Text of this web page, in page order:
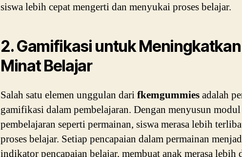
siswa lebih cepat mengerti dan menyukai proses belajar.
2. Gamifikasi untuk Meningkatkan
Minat Belajar
Salah satu elemen unggulan darifkemgummiesadalah
gamifikasi dalam pembelajaran. Dengan menyusun modul
pembelajaran seperti permainan, siswa merasa lebih
proses belajar. Setiap pencapaian dalam permainan
indikator pencapaian belajar, membuat anak merasa lebih